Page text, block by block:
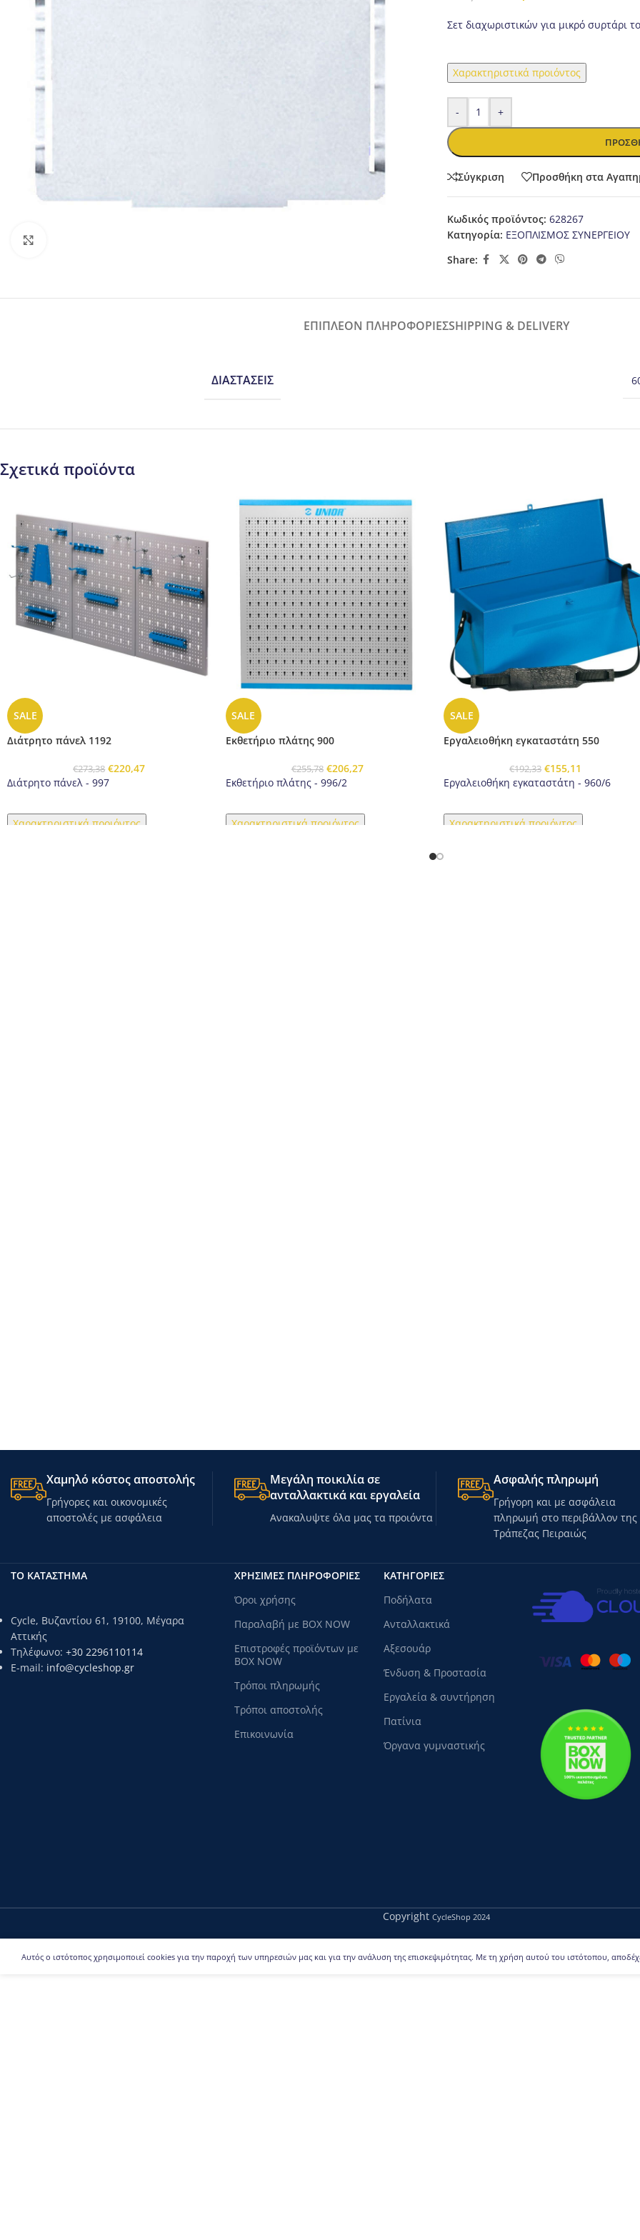
Σετ διαχωριστικών για μικρό συρτάρι
Χαρακτηριστικά προιόντος
- +
Σύγκριση Προσθήκη στα
Κωδικός προϊόντος: 628267
Κατηγορία: ΕΞΟΠΛΙΣΜΟΣ ΣΥΝΕΡΓΕΙΟΥ
Share:
ΕΠΙΠΛΈΟΝ ΠΛΗΡΟΦΟΡΊΕΣSHIPPING & DELIVERY
ΔΙΑΣΤΆΣΕΙΣ
Σχετικά προϊόντα
SALE
Διάτρητο πάνελ 1192
€273,38 €220,47
Διάτρητο πάνελ - 997
Χαρακτηριστικά προιόντος
SALE
Εκθετήριο πλάτης 900
€255,78 €206,27
Εκθετήριο πλάτης - 996/2
Χαρακτηριστικά προιόντος
SALE
Εργαλειοθήκη εγκαταστάτη 550
€192,33 €155,11
Εργαλειοθήκη εγκαταστάτη - 960/6
Χαρακτηριστικά προιόντος
Χαμηλό κόστος αποστολής
Γρήγορες και οικονομικές
αποστολές με ασφάλεια
Μεγάλη ποικιλία σε
ανταλλακτικά και εργαλεία
Ανακαλυψτε όλα μας τα προιόντα
Ασφαλής πληρωμή
Γρήγορη και με ασφάλεια
πληρωμή στο περιβάλλον της
Τράπεζας Πειραιώς
ΤΟ ΚΑΤΑΣΤΗΜΑ
Cycle, Βυζαντίου 61, 19100, Μέγαρα
Αττικής
Τηλέφωνο: +30 2296110114
E-mail: info@cycleshop.gr
ΧΡΗΣΙΜΕΣ ΠΛΗΡΟΦΟΡΙΕΣ
Όροι χρήσης
Παραλαβή με BOX NOW
Επιστροφές προϊόντων με
BOX NOW
Τρόποι πληρωμής
Τρόποι αποστολής
Επικοινωνία
ΚΑΤΗΓΟΡΊΕΣ
Ποδήλατα
Ανταλλακτικά
Αξεσουάρ
Ένδυση & Προστασία
Εργαλεία & συντήρηση
Πατίνια
Όργανα γυμναστικής
Copyright CycleShop 2024
Αυτός ο ιστότοπος χρησιμοποιεί cookies για την παροχή των υπηρεσιών μας και για την ανάλυση της επισκεψιμότητας. Με τη χρήση αυτού του ιστότοπου,